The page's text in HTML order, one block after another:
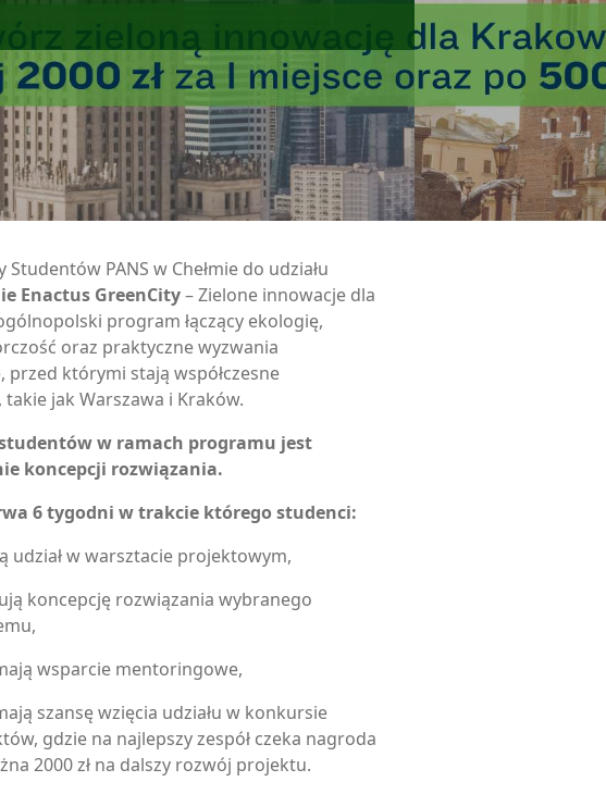
Studentów PANS w Chełmie do udziału
Enactus GreenCity– Zielone innowacje dla
program łączący ekologię,
oraz praktyczne wyzwania
przed którymi stają współczesne
jak Warszawa i Kraków.
w ramach programu jest
koncepcji rozwiązania.
6 tygodni w trakcie którego studenci:
udział w warsztacie projektowym,
koncepcję rozwiązania wybranego
wsparcie mentoringowe,
szansę wzięcia udziału w konkursie
gdzie na najlepszy zespół czeka nagroda
2000 zł na dalszy rozwój projektu.